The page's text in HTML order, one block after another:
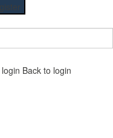
Back to login